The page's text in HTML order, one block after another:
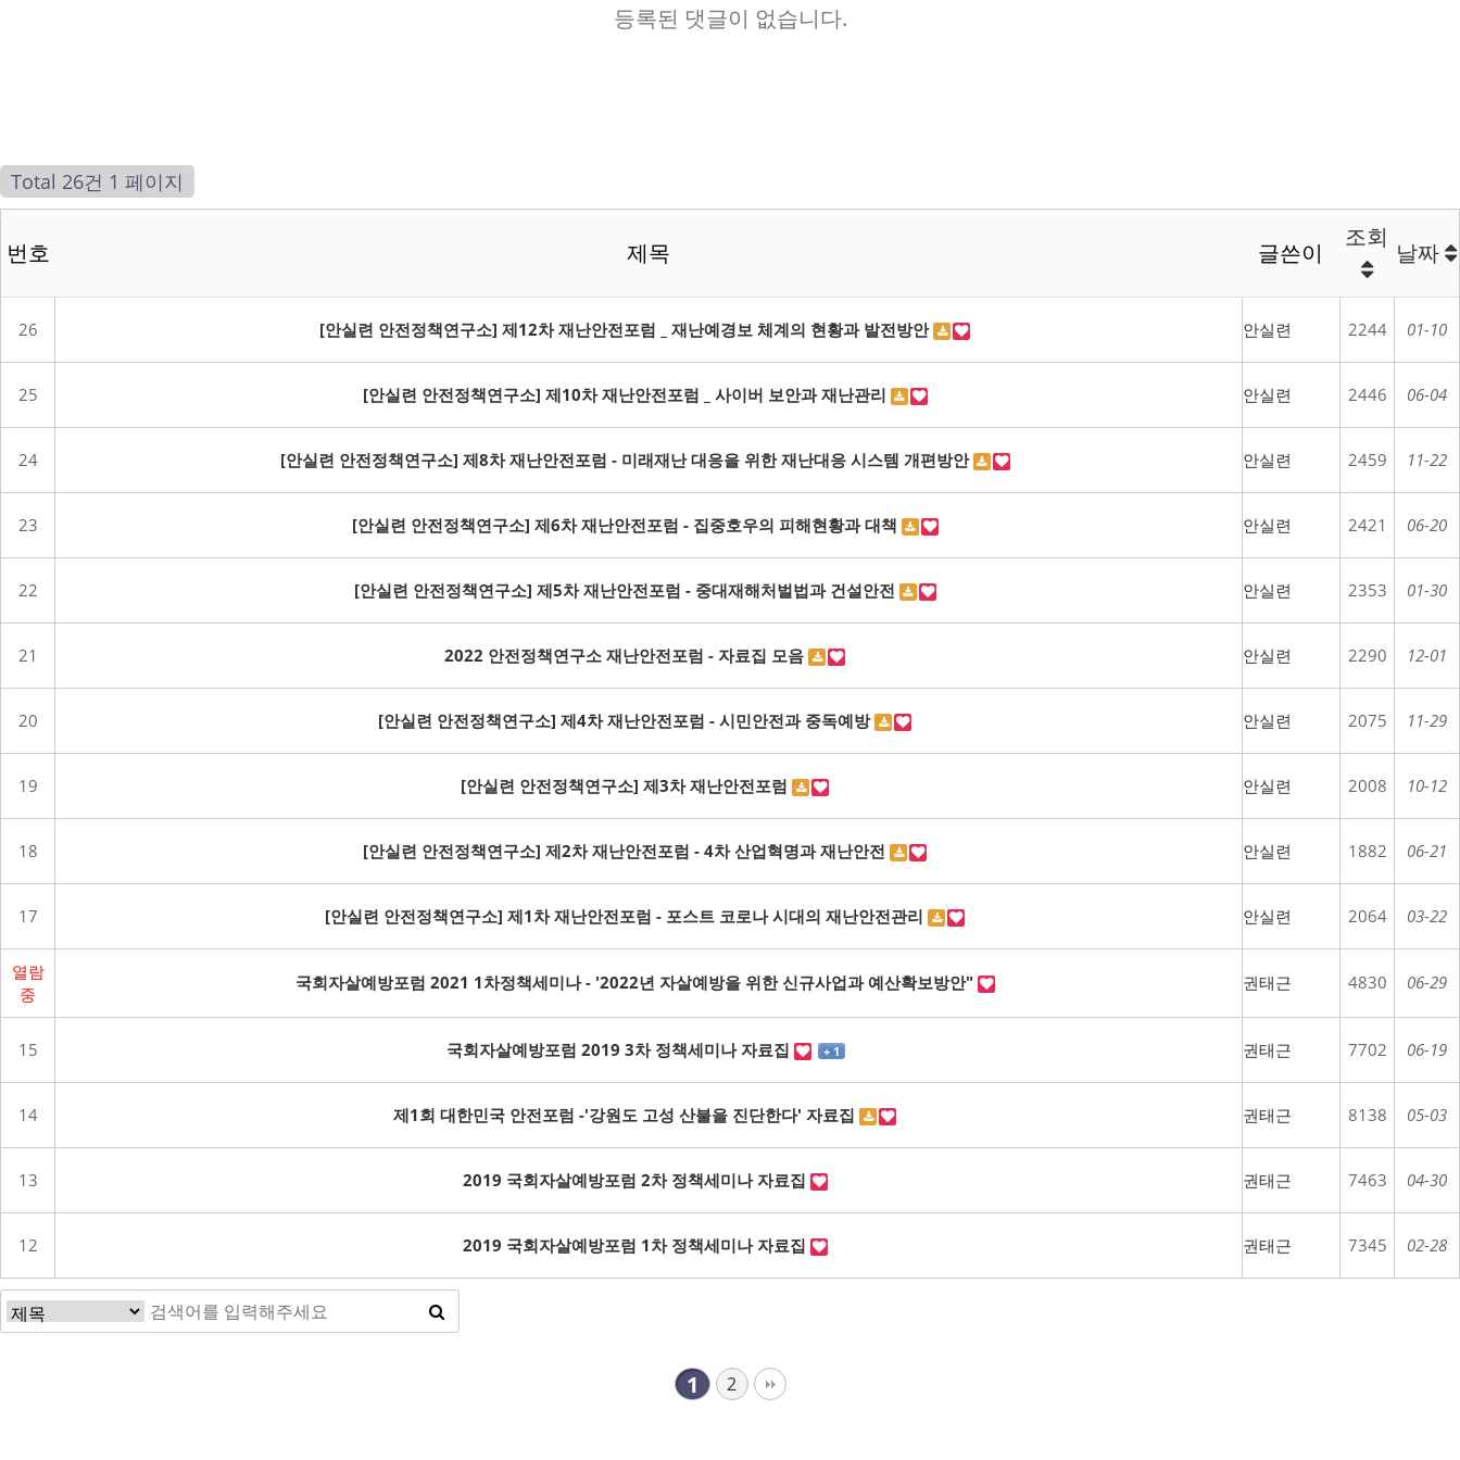
등록된 댓글이 없습니다.
Total 26건 1 페이지
번호 제목 글쓴이
조회
날짜
26 [안실련 안전정책연구소] 제12차 재난안전포럼 _ 재난예경보 체계의 현황과 발전방안 안실련 2244 01-10
25 [안실련 안전정책연구소] 제10차 재난안전포럼 _ 사이버 보안과 재난관리 안실련 2446 06-04
24 [안실련 안전정책연구소] 제8차 재난안전포럼 - 미래재난 대응을 위한 재난대응 시스템 개편방안 안실련 2459 11-22
23 [안실련 안전정책연구소] 제6차 재난안전포럼 - 집중호우의 피해현황과 대책 안실련 2421 06-20
22 [안실련 안전정책연구소] 제5차 재난안전포럼 - 중대재해처벌법과 건설안전 안실련 2353 01-30
21 2022 안전정책연구소 재난안전포럼 - 자료집 모음 안실련 2290 12-01
20 [안실련 안전정책연구소] 제4차 재난안전포럼 - 시민안전과 중독예방 안실련 2075 11-29
19 [안실련 안전정책연구소] 제3차 재난안전포럼 안실련 2008 10-12
18 [안실련 안전정책연구소] 제2차 재난안전포럼 - 4차 산업혁명과 재난안전 안실련 1882 06-21
17 [안실련 안전정책연구소] 제1차 재난안전포럼 - 포스트 코로나 시대의 재난안전관리 안실련 2064 03-22
열람
중
국회자살예방포럼 2021 1차정책세미나 - '2022년 자살예방을 위한 신규사업과 예산확보방안" 권태근 4830 06-29
15 국회자살예방포럼 2019 3차 정책세미나 자료집 + 1 권태근 7702 06-19
14 제1회 대한민국 안전포럼 -'강원도 고성 산불을 진단한다' 자료집 권태근 8138 05-03
13 2019 국회자살예방포럼 2차 정책세미나 자료집 권태근 7463 04-30
12 2019 국회자살예방포럼 1차 정책세미나 자료집 권태근 7345 02-28
1 2